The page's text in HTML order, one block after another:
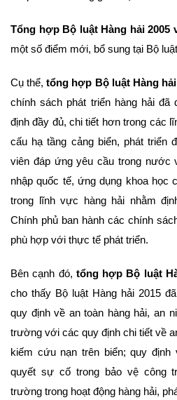
Tổng hợp Bộ luật Hàng hải 2005
một số điểm mới, bổ sung tại Bộ
Cụ thể,tổng hợp Bộ luật Hàng hải
chính sách phát triển hàng hải
định đầy đủ, chi tiết hơn trong các
cấu hạ tầng cảng biển, phát triển
viên đáp ứng yêu cầu trong nước
nhập quốc tế, ứng dụng khoa học
trong lĩnh vực hàng hải nhằm
Chính phủ ban hành các chính
phù hợp với thực tế phát triển.
Bên cạnh đó, tổng hợp Bộ luật
cho thấy Bộ luật Hàng hải 2015
quy định về an toàn hàng hải, an
trường với các quy định chi tiết về
kiếm cứu nạn trên biển; quy
quyết sự cố trong bảo vệ công
trường trong hoạt động hàng hải,